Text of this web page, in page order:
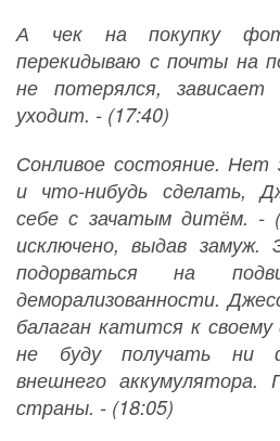
А чек на покупку
перекидываю с почты на
не потерялся,
уходит. - (17:40)
Сонливое состояние. Нет
и что-нибудь сделать,
себе с зачатым дитём. -
исключено, выдав замуж.
подорваться на
деморализованности.
балаган катится к
не буду получать ни
внешнего аккумулятора.
страны. - (18:05)